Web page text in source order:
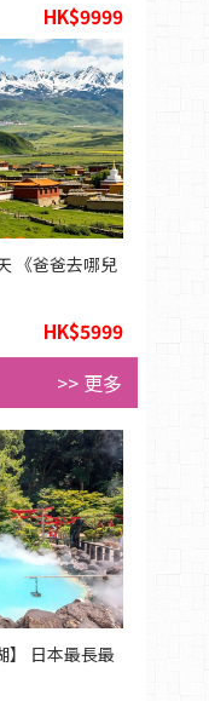
HK$9999
《爸爸去哪兒
HK$5999
>> 更多
】 日本最長最